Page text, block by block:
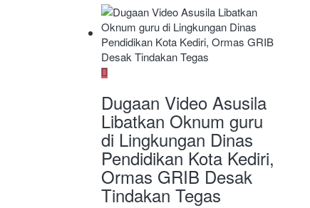
Dugaan Video Asusila
Libatkan Oknum guru
di Lingkungan Dinas
Pendidikan Kota Kediri,
Ormas GRIB Desak
Tindakan Tegas